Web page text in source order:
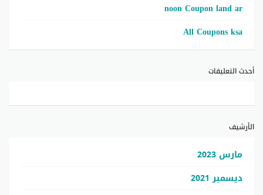
noon Coupon land ar
All Coupons ksa
أحدث التعليقات
الأرشيف
مارس 2023
ديسمبر 2021